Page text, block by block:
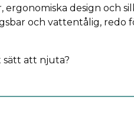
design och
och vattentålig, redo
sätt att njuta?